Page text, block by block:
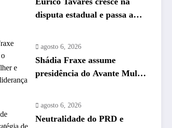
disputa estadual e passa a
agosto 6, 2026
Shádia Fraxe assume
presidência do Avante Mulher
agosto 6, 2026
Neutralidade do PRD e